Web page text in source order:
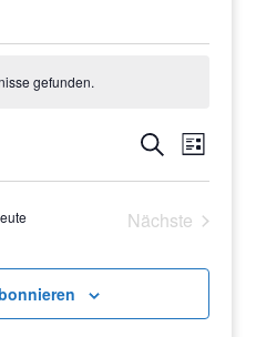
gefunden.
Such-
SucheListe
Nächste